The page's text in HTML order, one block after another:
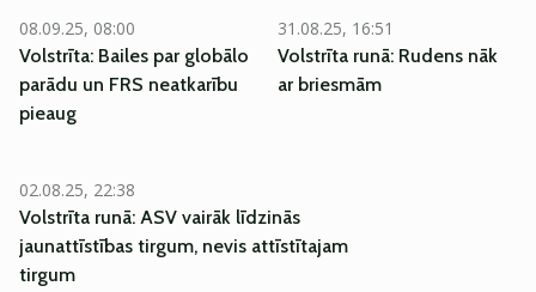
08.09.25, 08:00
Volstrīta: Bailes par globālo
parādu un FRS neatkarību
pieaug
31.08.25, 16:51
Volstrīta runā: Rudens nāk
ar briesmām
02.08.25, 22:38
Volstrīta runā: ASV vairāk līdzinās
jaunattīstības tirgum, nevis attīstītajam
tirgum